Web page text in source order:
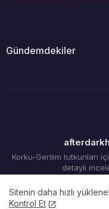
Gündemdekiler
Korku-Gerilim tutkunları
detaylı
Sitenin daha hızlı
Kontrol Et